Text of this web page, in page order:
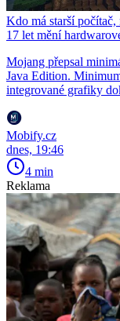
Kdo má starší
17 let mění
Mojang přepsal
Java Edition.
integrované grafiky
Mobify.cz
dnes, 19:46
4 min
Reklama